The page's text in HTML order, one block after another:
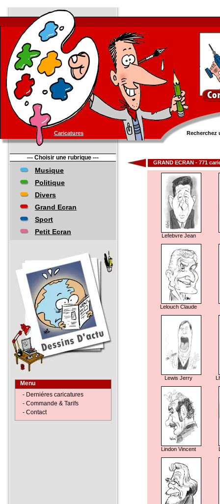
Caricatures Recherchez
--- Choisir une rubrique ---
Musique
Politique
Divers
Grand Ecran
Sport
Petit Ecran
Menu
- Derniéres caricatures
- Commande & Tarifs
- Contact
GRAND ECRAN - 771
Lefebvre Jean
Lelouch Claude
Lewis Jerry
Lindon Vincent